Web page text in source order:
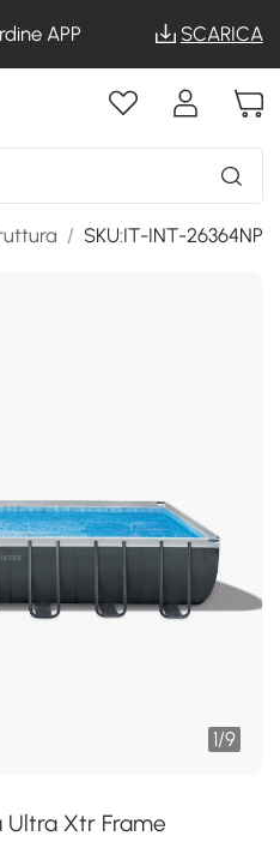
APP SCARICA
/ SKU:IT-INT-26364NP
1/9
Ultra Xtr Frame